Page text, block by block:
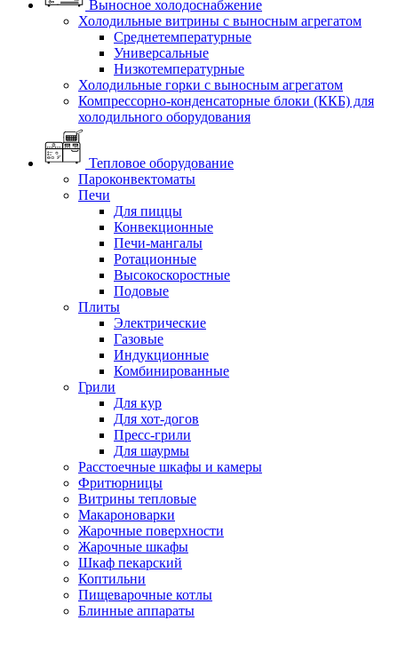
Выносное холодоснабжение
Холодильные витрины с выносным агрегатом
Среднетемпературные
Универсальные
Низкотемпературные
Холодильные горки с выносным агрегатом
Компрессорно-конденсаторные блоки (ККБ) для
холодильного оборудования
Тепловое оборудование
Пароконвектоматы
Печи
Для пиццы
Конвекционные
Печи-мангалы
Ротационные
Высокоскоростные
Подовые
Плиты
Электрические
Газовые
Индукционные
Комбинированные
Грили
Для кур
Для хот-догов
Пресс-грили
Для шаурмы
Расстоечные шкафы и камеры
Фритюрницы
Витрины тепловые
Макароноварки
Жарочные поверхности
Жарочные шкафы
Шкаф пекарский
Коптильни
Пищеварочные котлы
Блинные аппараты